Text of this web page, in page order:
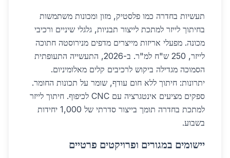
תעשיות בחדרה כמו פלסטיק, מזון ומכונות משתמשות
בחיתוך לייזר למתכת לייצור תבניות, גלגלי שיניים ורכיבי
מכונה. מפעלי אריזות מייצרים מדפים מנירוסטה חתוכה
לייזר, 250 ש"ח למ"ר. ב-2026, התעשייה התעופתית
הסמוכה מגדילה ביקוש לרכיבים קלים מאלומיניום.
יתרונות: חיתוך ללא חום עודף, שומר על תכונות החומר.
ספקים מציעים אינטגרציה עם CNC לכיפוף. חיתוך לייזר
למתכת בחדרה תומך בייצור סדרתי של 1,000 יחידות
בשבוע.
יישומים במגורים ופרויקטים פרטיים